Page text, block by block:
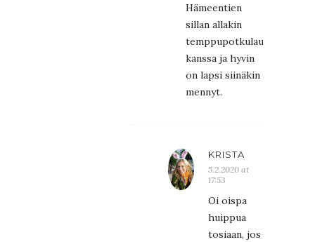
Hämeentien
sillan allakin
temppupotkulaudan
kanssa ja hyvin
on lapsi siinäkin
mennyt.
KRISTA
5.2.2020 at
17:53
Oi oispa
huippua
tosiaan, jos